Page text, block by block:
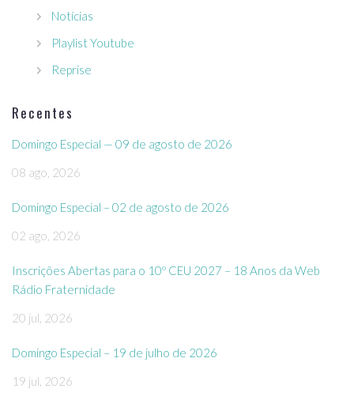
Notícias
Playlist Youtube
Reprise
Recentes
Domingo Especial — 09 de agosto de 2026
08 ago, 2026
Domingo Especial – 02 de agosto de 2026
02 ago, 2026
Inscrições Abertas para o 10º CEU 2027 – 18 Anos da Web
Rádio Fraternidade
20 jul, 2026
Domingo Especial – 19 de julho de 2026
19 jul, 2026